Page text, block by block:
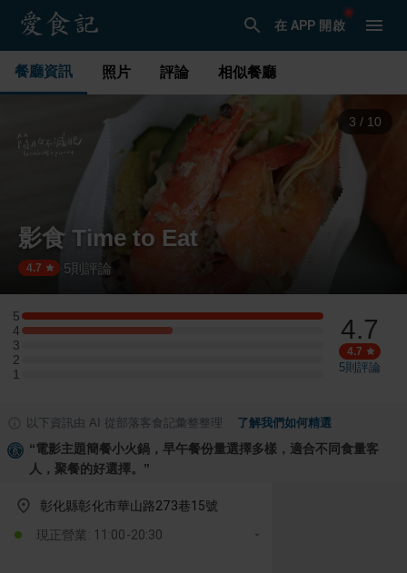
在 APP 開啟
餐廳資訊 照片 評論 相似餐廳
3 / 10
影食 Time to Eat
4.7 5 則評論
5
5 星：2 則評論
4
4 星：1 則評論
3
3 星：0 則評論
2
2 星：0 則評論
1
1 星：0 則評論
4.7
4.7
5則評論
以下資訊由 AI 從部落客食記彙整整理 了解我們如何精選
“電影主題簡餐小火鍋，早午餐份量選擇多樣，適合不同食量客
人，聚餐的好選擇。 ”
彰化縣彰化市華山路273巷15號
現正營業: 11:00-20:30